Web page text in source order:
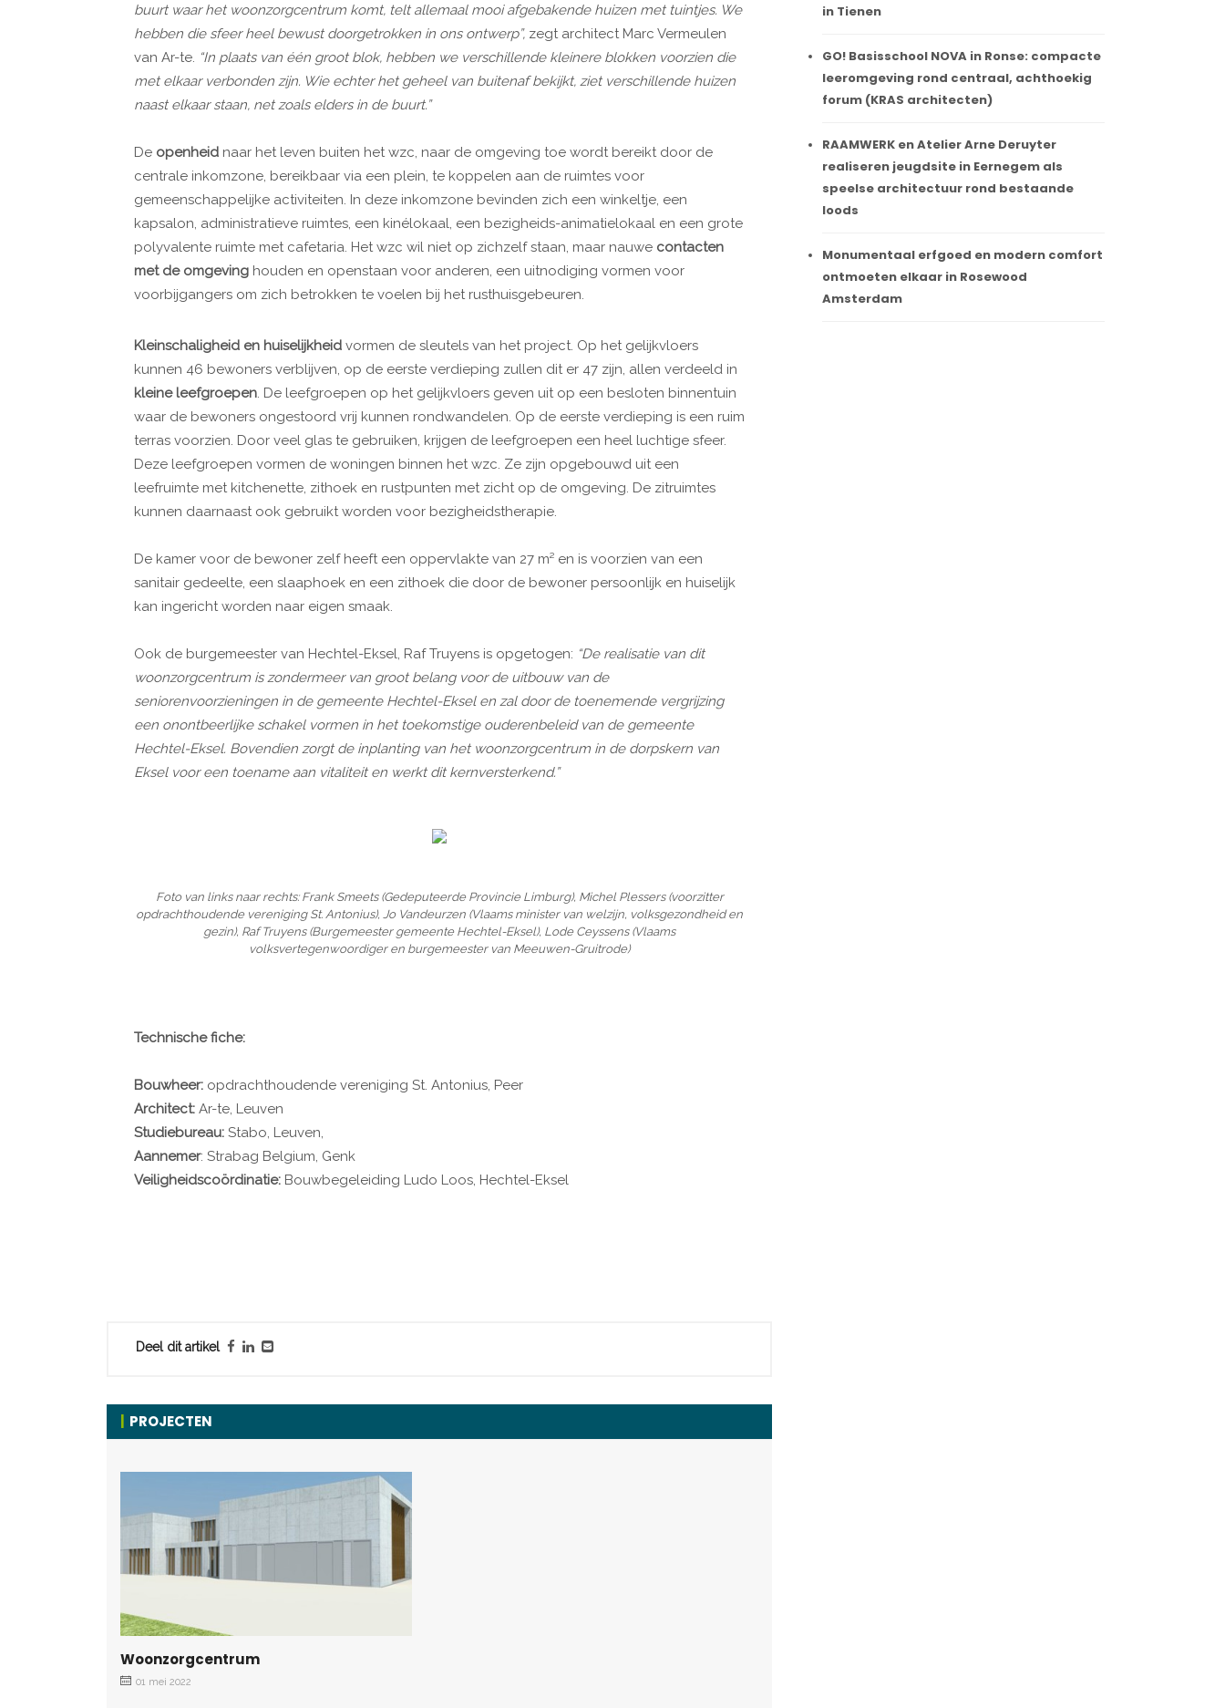
buurt waar het woonzorgcentrum komt, telt allemaal mooi afgebakende huizen met tuintjes. We
hebben die sfeer heel bewust doorgetrokken in ons ontwerp”, zegt architect Marc Vermeulen
van Ar-te. “In plaats van één groot blok, hebben we verschillende kleinere blokken voorzien die
met elkaar verbonden zijn. Wie echter het geheel van buitenaf bekijkt, ziet verschillende huizen
naast elkaar staan, net zoals elders in de buurt.”
De openheid naar het leven buiten het wzc, naar de omgeving toe wordt bereikt door de
centrale inkomzone, bereikbaar via een plein, te koppelen aan de ruimtes voor
gemeenschappelijke activiteiten. In deze inkomzone bevinden zich een winkeltje, een
kapsalon, administratieve ruimtes, een kinélokaal, een bezigheids-animatielokaal en een grote
polyvalente ruimte met cafetaria. Het wzc wil niet op zichzelf staan, maar nauwe contacten
met de omgeving houden en openstaan voor anderen, een uitnodiging vormen voor
voorbijgangers om zich betrokken te voelen bij het rusthuisgebeuren.
Kleinschaligheid en huiselijkheid vormen de sleutels van het project. Op het gelijkvloers
kunnen 46 bewoners verblijven, op de eerste verdieping zullen dit er 47 zijn, allen verdeeld in
kleine leefgroepen. De leefgroepen op het gelijkvloers geven uit op een besloten binnentuin
waar de bewoners ongestoord vrij kunnen rondwandelen. Op de eerste verdieping is een ruim
terras voorzien. Door veel glas te gebruiken, krijgen de leefgroepen een heel luchtige sfeer.
Deze leefgroepen vormen de woningen binnen het wzc. Ze zijn opgebouwd uit een
leefruimte met kitchenette, zithoek en rustpunten met zicht op de omgeving. De zitruimtes
kunnen daarnaast ook gebruikt worden voor bezigheidstherapie.
De kamer voor de bewoner zelf heeft een oppervlakte van 27 m² en is voorzien van een
sanitair gedeelte, een slaaphoek en een zithoek die door de bewoner persoonlijk en huiselijk
kan ingericht worden naar eigen smaak.
Ook de burgemeester van Hechtel-Eksel, Raf Truyens is opgetogen: “De realisatie van dit
woonzorgcentrum is zondermeer van groot belang voor de uitbouw van de
seniorenvoorzieningen in de gemeente Hechtel-Eksel en zal door de toenemende vergrijzing
een onontbeerlijke schakel vormen in het toekomstige ouderenbeleid van de gemeente
Hechtel-Eksel. Bovendien zorgt de inplanting van het woonzorgcentrum in de dorpskern van
Eksel voor een toename aan vitaliteit en werkt dit kernversterkend.”
Foto van links naar rechts: Frank Smeets (Gedeputeerde Provincie Limburg), Michel Plessers (voorzitter
opdrachthoudende vereniging St. Antonius), Jo Vandeurzen (Vlaams minister van welzijn, volksgezondheid en
gezin), Raf Truyens (Burgemeester gemeente Hechtel-Eksel), Lode Ceyssens (Vlaams
volksvertegenwoordiger en burgemeester van Meeuwen-Gruitrode)
Technische fiche:
Bouwheer: opdrachthoudende vereniging St. Antonius, Peer
Architect: Ar-te, Leuven
Studiebureau: Stabo, Leuven,
Aannemer: Strabag Belgium, Genk
Veiligheidscoördinatie: Bouwbegeleiding Ludo Loos, Hechtel-Eksel
Deel dit artikel
PROJECTEN
Woonzorgcentrum
01 mei 2022
in Tienen
GO! Basisschool NOVA in Ronse: compacte
leeromgeving rond centraal, achthoekig
forum (KRAS architecten)
RAAMWERK en Atelier Arne Deruyter
realiseren jeugdsite in Eernegem als
speelse architectuur rond bestaande
loods
Monumentaal erfgoed en modern comfort
ontmoeten elkaar in Rosewood
Amsterdam